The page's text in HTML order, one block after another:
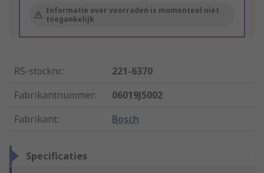
Informatie over voorraden is momenteel niet
toegankelijk
RS-stocknr.:
221-6370
Fabrikantnummer:
06019J5002
Fabrikant: Bosch
Specificaties